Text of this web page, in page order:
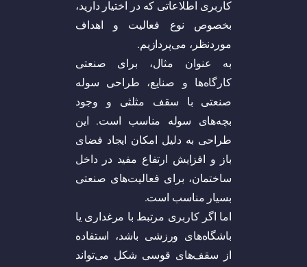
کاربری اطلاعاتی که در اختیار دارید،
بخصوص نوع فعالیت و اهداف
موردنظر، می‌پردازیم.
به عنوان مثال، برای صنعتی
کارگاه‌ها و صنایع، طراحی سوله
صنعتی با سقف مثلثی و وجود
بچه‌های سوله مناسب است. این
طراحی به دلیل امکان ایجاد فضای
باز و افزایش ارتفاع مفید در داخل
ساختمان، برای فعالیت‌های صنعتی
بسیار مناسب است.
اما اگر کاربری مرتبط با مرغداری یا
باشگاه‌های ورزشی باشد، استفاده
از سقف‌های قوسی شکل می‌تواند